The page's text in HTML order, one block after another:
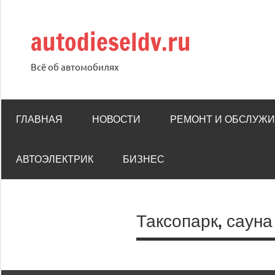
содержимому
autodieseldv.ru
Всё об автомобилях
ГЛАВНАЯ НОВОСТИ РЕМОНТ И
АВТОЭЛЕКТРИК БИЗНЕС
Таксопарк, сауна